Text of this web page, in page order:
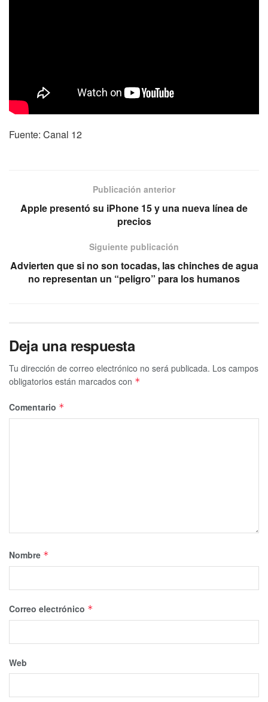
Fuente: Canal 12
Publicación anterior
Apple presentó su iPhone 15 y una nueva línea de
precios
Siguiente publicación
Advierten que si no son tocadas, las chinches de agua
no representan un “peligro” para los humanos
Deja una respuesta
Tu dirección de correo electrónico no será publicada. Los campos
obligatorios están marcados con *
Comentario *
Nombre *
Correo electrónico *
Web